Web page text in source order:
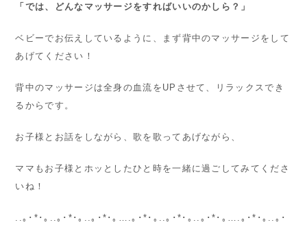
「では、どんなマッサージをすればいいのかしら？」
ベビーでお伝えしているように、まず背中のマッサージをして
あげてください！
背中のマッサージは全身の血流をUPさせて、リラックスでき
るからです。
お子様とお話をしながら、歌を歌ってあげながら、
ママもお子様とホッとしたひと時を一緒に過ごしてみてくださ
いね！
..｡･*･｡..｡･*･｡..｡･*･｡….｡･*･｡..｡･*･｡..｡･*･｡….｡･*･｡..｡･